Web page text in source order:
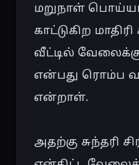
மறுநாள்
காட்டுகிற
வீட்டில்
என்பது ரொம்ப
என்றாள்.
அதற்கு சுந்தரி